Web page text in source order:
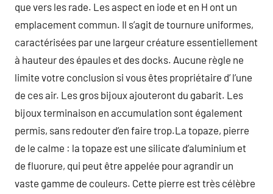
que vers les rade. Les aspect en iode et en H ont un
emplacement commun. Il s’agit de tournure uniformes,
caractérisées par une largeur créature essentiellement
à hauteur des épaules et des docks. Aucune règle ne
limite votre conclusion si vous êtes propriétaire d’ l’une
de ces air. Les gros bijoux ajouteront du gabarit. Les
bijoux terminaison en accumulation sont également
permis, sans redouter d’en faire trop.La topaze, pierre
de le calme : la topaze est une silicate d’aluminium et
de fluorure, qui peut être appelée pour agrandir un
vaste gamme de couleurs. Cette pierre est très célèbre